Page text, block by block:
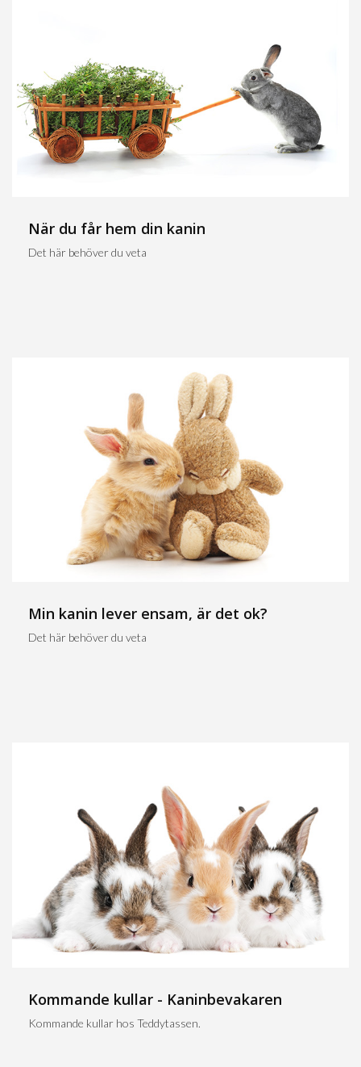
När du får hem din kanin
Det här behöver du veta
Min kanin lever ensam, är det ok?
Det här behöver du veta
Kommande kullar - Kaninbevakaren
Kommande kullar hos Teddytassen.